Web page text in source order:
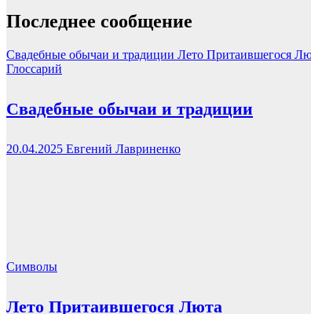
Последнее сообщение
Свадебные обычаи и традиции Лето Притаившегося
Глоссарий
Свадебные обычаи и традиции
20.04.2025 Евгений Лавриненко
Символы
Лето Притаившегося Люта